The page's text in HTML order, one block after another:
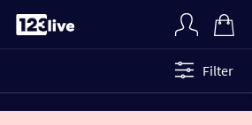
Filter